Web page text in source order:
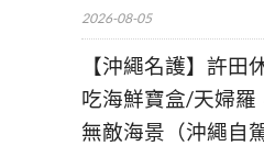
2026-08-05
【沖繩名護】許田
吃海鮮寶盒/天婦羅
無敵海景（沖繩自